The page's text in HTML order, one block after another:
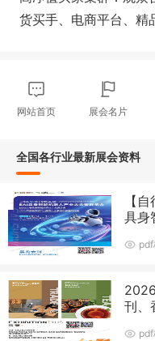
货买手、电商平台、精
网站首页 展会名片
全国各行业最新展会资料
【
具身
刊、